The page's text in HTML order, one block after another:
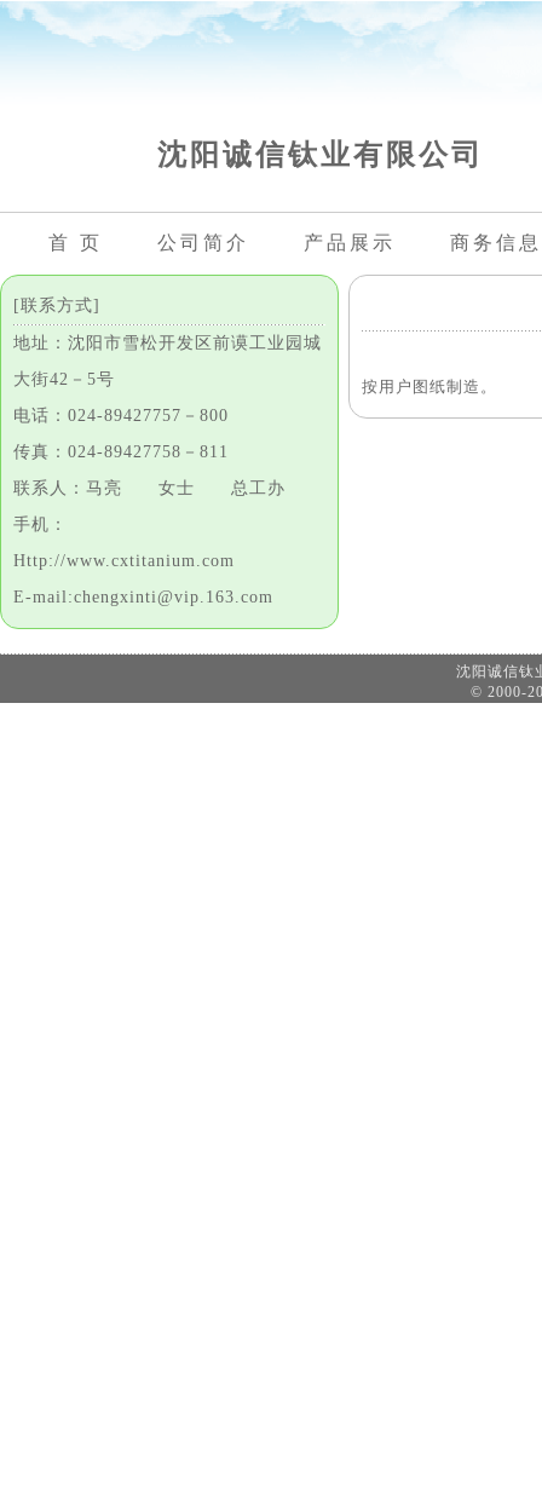
沈阳诚信钛业有限公司
首 页 公司简介 产品展示 商务信息
[联系方式]
地址：沈阳市雪松开发区前谟工业园城
大街42－5号
电话：024-89427757－800
传真：024-89427758－811
联系人：马亮 女士 总工办
手机：
Http://www.cxtitanium.com
E-mail:chengxinti@vip.163.com
按用户图纸制造。
沈阳诚信
© 2000-